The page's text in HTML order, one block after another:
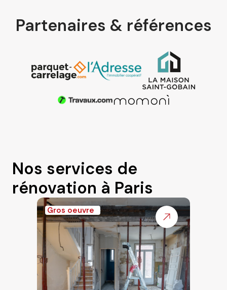
Partenaires & références
Nos services de
rénovation à Paris
Gros oeuvre